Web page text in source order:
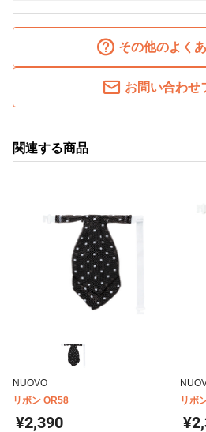
その他のよく
お問い合わせ
関連する商品
NUOVO
リボン OR58
¥2,390
リボ